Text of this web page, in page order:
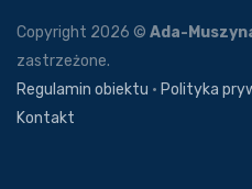
Copyright 2026 © Ada-
zastrzeżone.
Regulamin obiektu · Polityka
Kontakt